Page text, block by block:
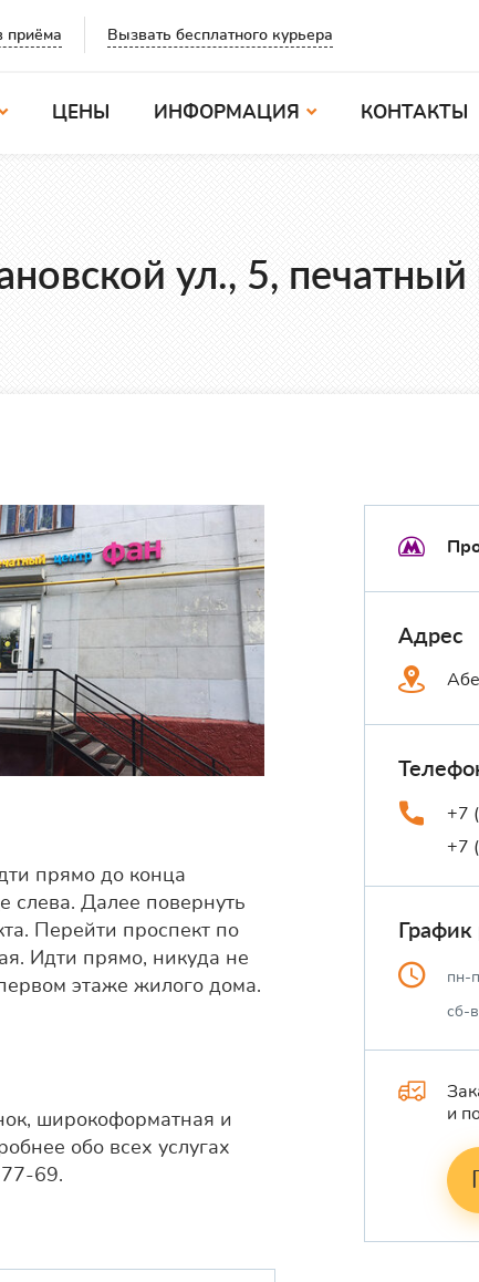
приёма Вызвать бесплатного курьера
ЦЕНЫ ИНФОРМАЦИЯ КОНТАКТЫ
ул., 5,
прямо до конца
слева. Далее повернуть
Перейти проспект по
Идти прямо, никуда не
этаже жилого дома.
широкоформатная и
обо всех услугах
69.
Адрес
+7
+7
пн-
сб-
и